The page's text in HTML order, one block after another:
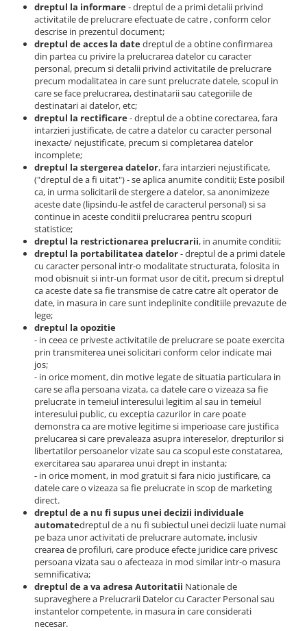
dreptul la informare- dreptul de a primi detalii privind
activitatile de prelucrare efectuate de catre , conform celor
descrise in prezentul document;
dreptul de acces la datedreptul de a obtine confirmarea
din partea cu privire la prelucrarea datelor cu caracter
personal, precum si detalii privind activitatile de prelucrare
precum modalitatea in care sunt prelucrate datele, scopul in
care se face prelucrarea, destinatarii sau categoriile de
destinatari ai datelor, etc;
dreptul la rectificare- dreptul de a obtine corectarea, fara
intarzieri justificate, de catre a datelor cu caracter personal
inexacte/ nejustificate, precum si completarea datelor
incomplete;
dreptul la stergerea datelor, fara intarzieri nejustificate,
("dreptul de a fi uitat") - se aplica anumite conditii; Este posibil
ca, in urma solicitarii de stergere a datelor, sa anonimizeze
aceste date (lipsindu-le astfel de caracterul personal) si sa
continue in aceste conditii prelucrarea pentru scopuri
statistice;
dreptul la restrictionarea prelucrarii, in anumite conditii;
dreptul la portabilitatea datelor- dreptul de a primi datele
cu caracter personal intr-o modalitate structurata, folosita in
mod obisnuit si intr-un format usor de citit, precum si dreptul
ca aceste date sa fie transmise de catre catre alt operator de
date, in masura in care sunt indeplinite conditiile prevazute de
lege;
dreptul la opozitie
- in ceea ce priveste activitatile de prelucrare se poate exercita
prin transmiterea unei solicitari conform celor indicate mai
jos;
- in orice moment, din motive legate de situatia particulara in
care se afla persoana vizata, ca datele care o vizeaza sa fie
prelucrate in temeiul interesului legitim al sau in temeiul
interesului public, cu exceptia cazurilor in care poate
demonstra ca are motive legitime si imperioase care justifica
prelucarea si care prevaleaza asupra intereselor, drepturilor si
libertatilor persoanelor vizate sau ca scopul este constatarea,
exercitarea sau apararea unui drept in instanta;
- in orice moment, in mod gratuit si fara nicio justificare, ca
datele care o vizeaza sa fie prelucrate in scop de marketing
direct.
dreptul de a nu fi supus unei decizii individuale
automatedreptul de a nu fi subiectul unei decizii luate numai
pe baza unor activitati de prelucrare automate, inclusiv
crearea de profiluri, care produce efecte juridice care privesc
persoana vizata sau o afecteaza in mod similar intr-o masura
semnificativa;
dreptul de a va adresa Autoritatii Nationale de
supraveghere a Prelucrarii Datelor cu Caracter Personal sau
instantelor competente, in masura in care considerati
necesar.